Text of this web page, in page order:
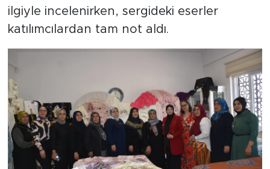
ilgiyle incelenirken, sergideki eserler
katılımcılardan tam not aldı.